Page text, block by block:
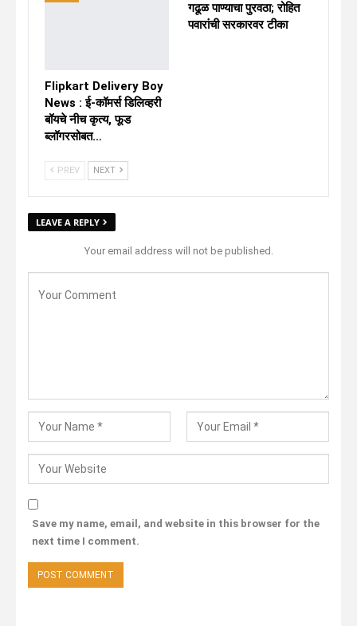
Flipkart Delivery Boy
News : ई-कॉमर्स डिलिव्हरी
बॉयचे नीच कृत्य, फूड
ब्लॉगरसोबत…
गढूळ पाण्याचा पुरवठा; रोहित
पवारांची सरकारवर टीका
PREV NEXT
LEAVE A REPLY
Your email address will not be published.
Save my name, email, and website in this browser for the
next time I comment.